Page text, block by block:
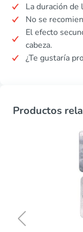
La duración de
No se
El efecto
cabeza.
¿Te gustaría
Productos